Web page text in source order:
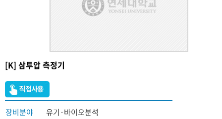
[K] 삼투압 측정기
장비분야
유기·바이오분석